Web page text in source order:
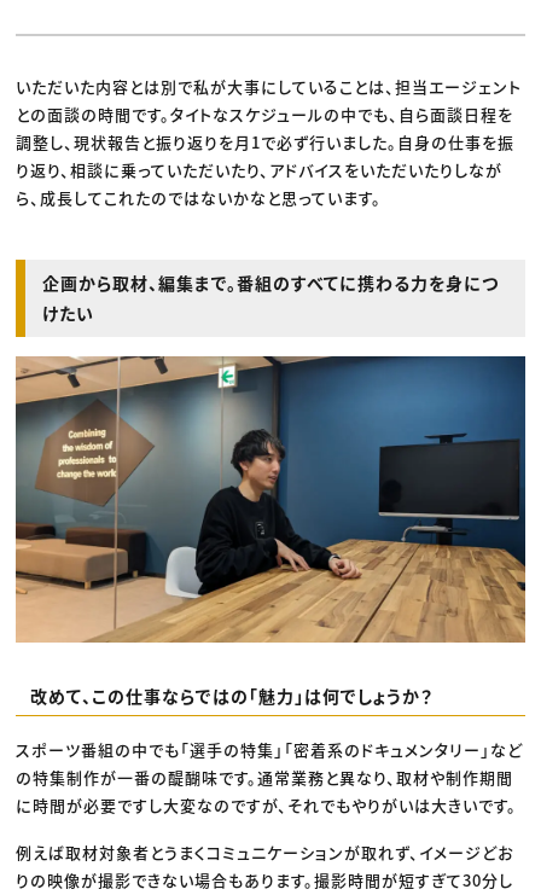
いただいた内容とは別で私が大事にしていることは、担当エージェント
との面談の時間です。タイトなスケジュールの中でも、自ら面談日程を
調整し、現状報告と振り返りを月1で必ず行いました。自身の仕事を振
り返り、相談に乗っていただいたり、アドバイスをいただいたりしなが
ら、成長してこれたのではないかなと思っています。
企画から取材、編集まで。番組のすべてに携わる力を身につ
けたい
改めて、この仕事ならではの「魅力」は何でしょうか？
スポーツ番組の中でも「選手の特集」「密着系のドキュメンタリー」など
の特集制作が一番の醍醐味です。通常業務と異なり、取材や制作期間
に時間が必要ですし大変なのですが、それでもやりがいは大きいです。
例えば取材対象者とうまくコミュニケーションが取れず、イメージどお
りの映像が撮影できない場合もあります。撮影時間が短すぎて30分し